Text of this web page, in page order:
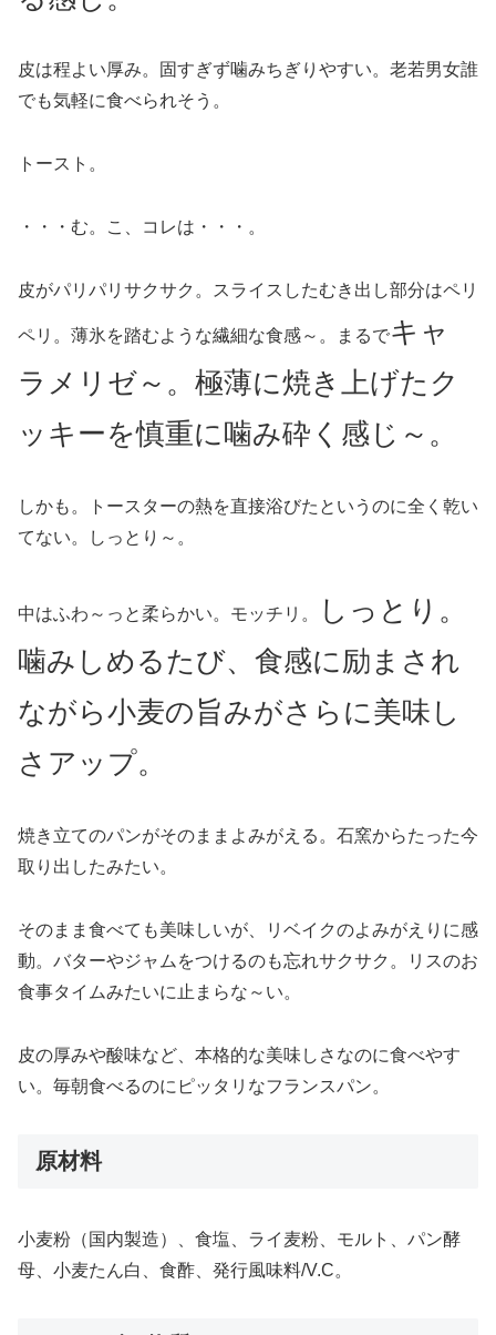
皮は程よい厚み。固すぎず噛みちぎりやすい。老若男女誰
でも気軽に食べられそう。
トースト。
・・・む。こ、コレは・・・。
皮がパリパリサクサク。スライスしたむき出し部分はペリ
ペリ。薄氷を踏むような繊細な食感～。まるでキャ
ラメリゼ～。 極薄に焼き上げたク
ッキーを慎重に噛み砕く感じ～。
しかも。トースターの熱を直接浴びたというのに全く乾い
てない。しっとり～。
中はふわ～っと柔らかい。モッチリ。
しっとり。
噛みしめるたび、食感に励まされ
ながら小麦の旨みがさらに美味し
さアップ。
焼き立てのパンがそのままよみがえる。石窯からたった今
取り出したみたい。
そのまま食べても美味しいが、リベイクのよみがえりに感
動。バターやジャムをつけるのも忘れサクサク。リスのお
食事タイムみたいに止まらな～い。
皮の厚みや酸味など、本格的な美味しさなのに食べやす
い。毎朝食べるのにピッタリなフランスパン。
原材料
小麦粉（国内製造）、食塩、ライ麦粉、モルト、パン酵
母、小麦たん白、食酢、発行風味料/V.C。